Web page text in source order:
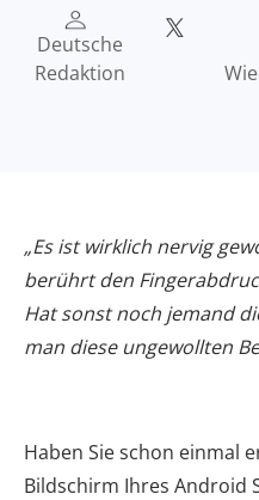
Deutsche
Redaktion
„Es ist wirklich nervig
berührt den
Hat sonst noch jemand
man diese ungewollten
Haben Sie schon einmal
Bildschirm Ihres Android